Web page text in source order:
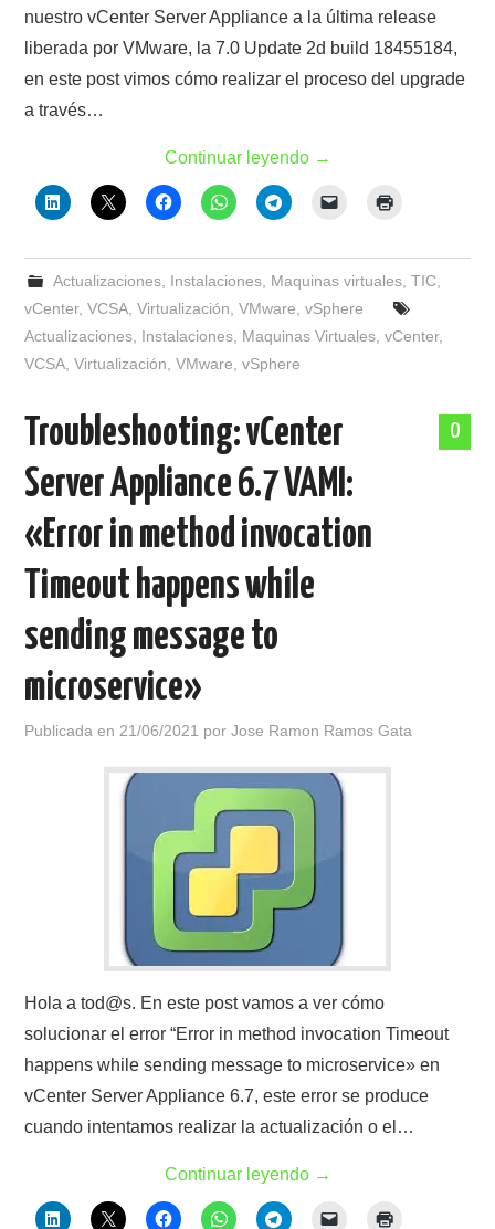
nuestro vCenter Server Appliance a la última release
liberada por VMware, la 7.0 Update 2d build 18455184,
en este post vimos cómo realizar el proceso del upgrade
a través…
Continuar leyendo →
Actualizaciones, Instalaciones, Maquinas virtuales, TIC,
vCenter,VCSA ,Virtualización ,VMware ,vSphere
Actualizaciones Instalaciones Maquinas Virtuales ,vCenter,
VCSA ,Virtualización ,VMware ,vSphere
0
Troubleshooting: vCenter
Server Appliance 6.7 VAMI:
«Error in method invocation
Timeout happens while
sending message to
microservice»
Publicada en 21/06/2021 porJose Ramon Ramos Gata
Hola a tod@s. En este post vamos a ver cómo
solucionar el error “Error in method invocation Timeout
happens while sending message to microservice» en
vCenter Server Appliance 6.7, este error se produce
cuando intentamos realizar la actualización o el…
Continuar leyendo →